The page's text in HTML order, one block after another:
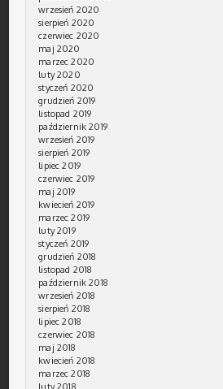
wrzesień 2020
sierpień 2020
czerwiec 2020
maj 2020
marzec 2020
luty 2020
styczeń 2020
grudzień 2019
listopad 2019
październik 2019
wrzesień 2019
sierpień 2019
lipiec 2019
czerwiec 2019
maj 2019
kwiecień 2019
marzec 2019
luty 2019
styczeń 2019
grudzień 2018
listopad 2018
październik 2018
wrzesień 2018
sierpień 2018
lipiec 2018
czerwiec 2018
maj 2018
kwiecień 2018
marzec 2018